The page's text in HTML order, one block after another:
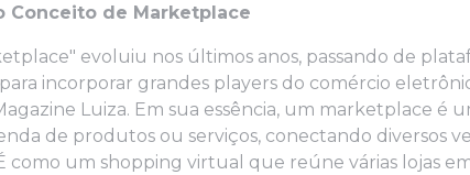
Conceito de Marketplace
evoluiu nos últimos anos, passando de
incorporar grandes players do comércio
Luiza. Em sua essência, um marketplace é
de produtos ou serviços, conectando diversos
como um shopping virtual que reúne várias lojas